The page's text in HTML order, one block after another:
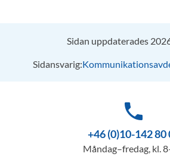
Sidan uppdaterades
Sidansvarig:
phone
+46 (0)10-142 80
Måndag–fredag, kl.